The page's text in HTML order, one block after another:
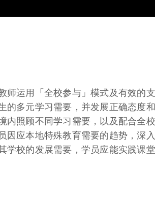
师运用「全校参与」模式及有效的
多元学习需要，并发展正确态度
内照顾不同学习需要，以及配合全
应本地特殊教育需要的趋势，深
校的发展需要，学员应能实践课